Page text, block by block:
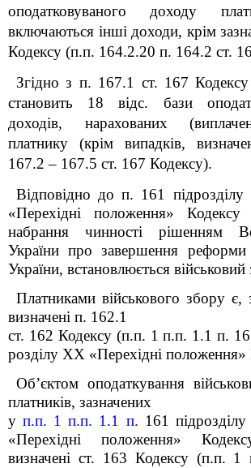
оподатковуваного доходу
включаються інші доходи, крім
Кодексу (п.п. 164.2.20 п. 164.2 ст.
Згідно з п. 167.1 ст. 167 Кодексу
становить 18 відс. бази
доходів, нарахованих
платнику (крім випадків,
167.2 – 167.5 ст. 167 Кодексу).
Відповідно до п. 161
«Перехідні положення»
набрання чинності рішенням
України про завершення
України, встановлюється військовий
Платниками військового збору є,
визначені п. 162.1
ст. 162 Кодексу (п.п. 1 п.п. 1.1 п. 16
розділу XX «Перехідні положення»
Об’єктом оподаткування
платників, зазначених
уп.п. 1 п.п. 1.1 п. 161
«Перехідні положення»
визначені ст. 163 Кодексу (п.п.